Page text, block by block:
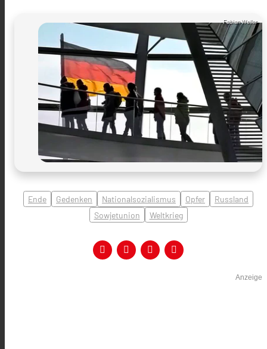
Fabian Weller
Ende Gedenken Nationalsozialismus Opfer
Russland
Sowjetunion
Weltkrieg
Anzeige